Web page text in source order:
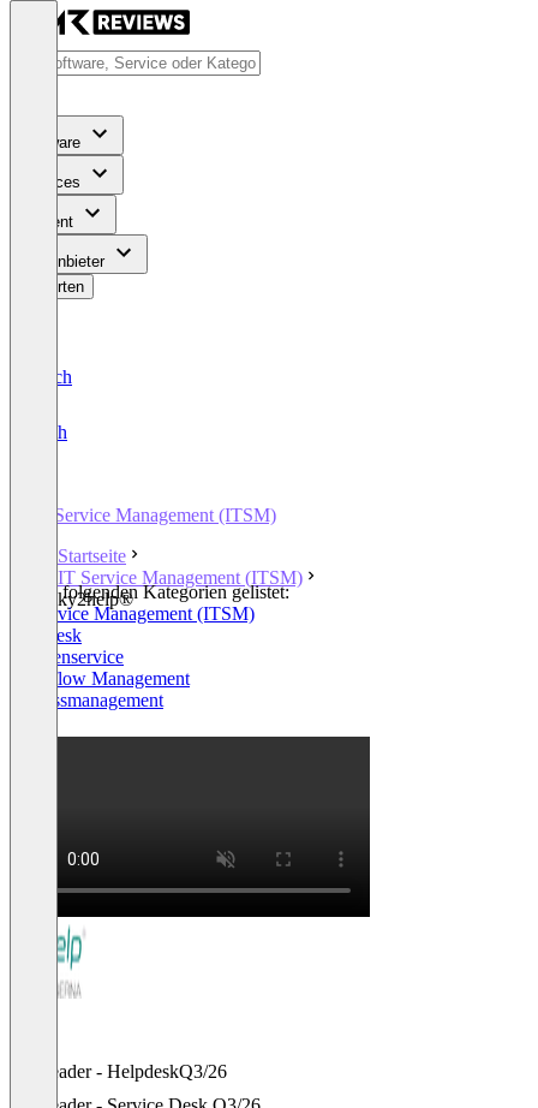
Software
Services
Content
Für Anbieter
Bewerten
Deutsch
English
IT Service Management (ITSM)
Startseite
IT Service Management (ITSM)
ky2help®
In den folgenden Kategorien gelistet:
IT Service Management (ITSM)
Helpdesk
Kundenservice
Workflow Management
Prozessmanagement
Leader - HelpdeskQ3/26